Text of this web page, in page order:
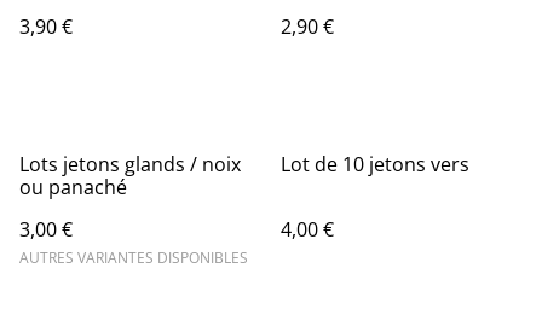
3,90 €
2,90 €
Lots jetons glands / noix
ou panaché
3,00 €
AUTRES VARIANTES DISPONIBLES
Lot de 10 jetons vers
4,00 €